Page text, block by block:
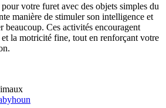
votre furet avec des objets simples du
manière de stimuler son intelligence et
beaucoup. Ces activités encouragent
la motricité fine, tout en renforçant votre